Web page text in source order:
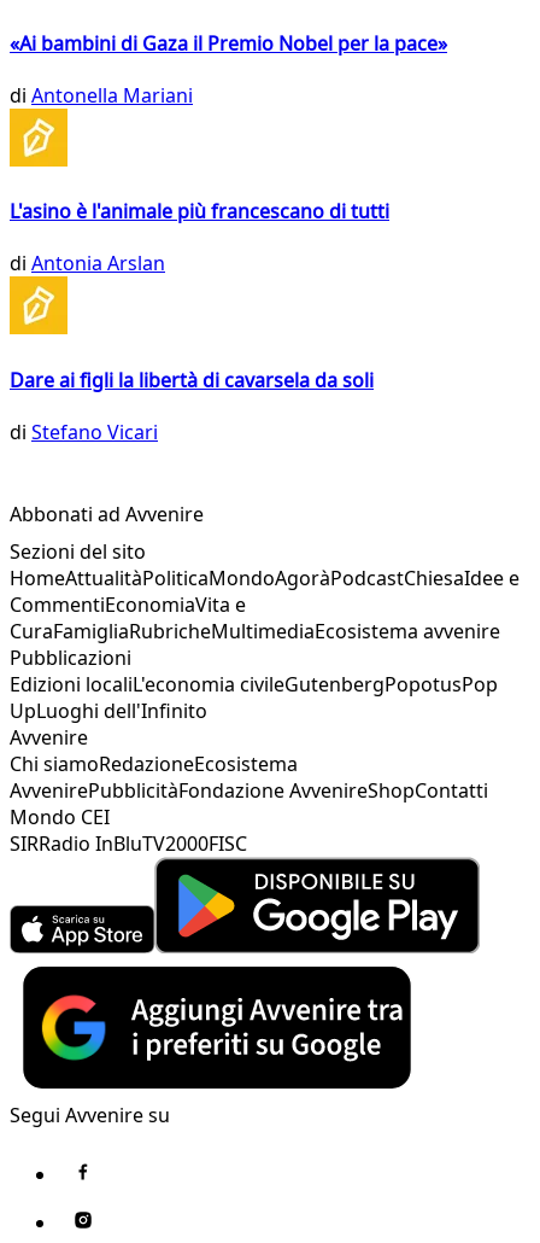
«Ai bambini di Gaza il Premio Nobel per la pace»
di Antonella Mariani
L'asino è l'animale più francescano di tutti
di Antonia Arslan
Dare ai figli la libertà di cavarsela da soli
di Stefano Vicari
Abbonati ad Avvenire
Sezioni del sito
HomeAttualitàPoliticaMondoAgoràPodcastChiesaIdee e
CommentiEconomiaVita e
CuraFamigliaRubricheMultimediaEcosistema avvenire
Pubblicazioni
Edizioni localiL'economia civileGutenbergPopotusPop
UpLuoghi dell'Infinito
Avvenire
Chi siamoRedazioneEcosistema
AvvenirePubblicitàFondazione AvvenireShopContatti
Mondo CEI
SIRRadio InBluTV2000FISC
Segui Avvenire su